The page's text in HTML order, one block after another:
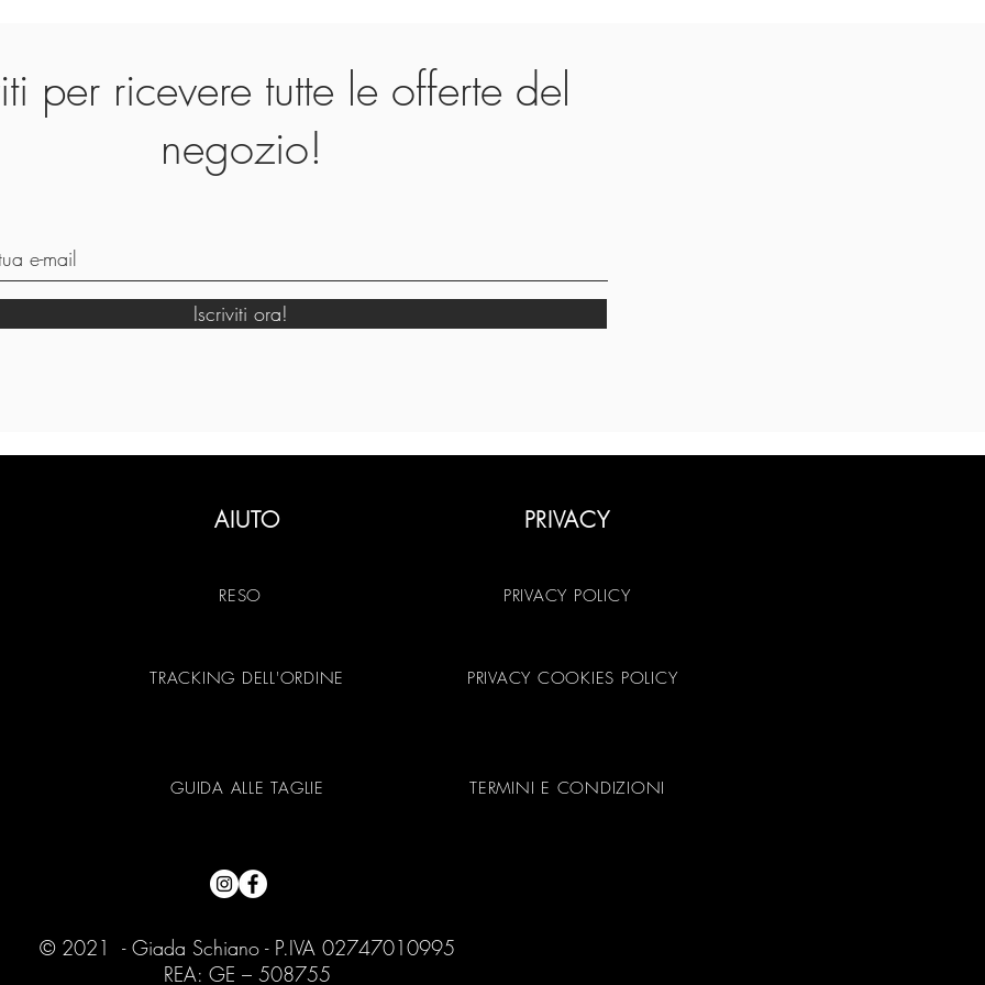
per ricevere tutte le offerte del
negozio!
Iscriviti ora!
AIUTO
RESO
TRACKING DELL'ORDINE
GUIDA ALLE TAGLIE
PRIVACY
PRIVACY POLICY
PRIVACY COOKIES POLICY
TERMINI E CONDIZIONI
© 2021 - Giada Schiano - P.IVA 02747010995
REA: GE – 508755